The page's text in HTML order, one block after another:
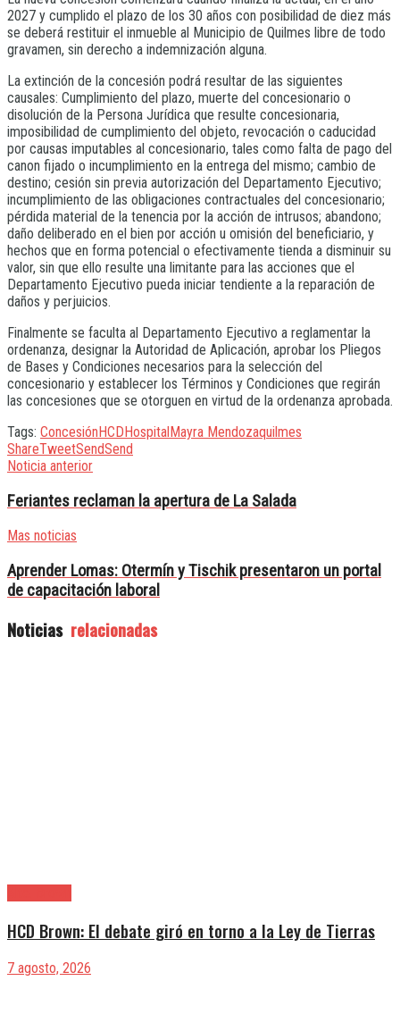
2027 y cumplido el plazo de los 30 años con posibilidad de diez más
se deberá restituir el inmueble al Municipio de Quilmes libre de todo
gravamen, sin derecho a indemnización alguna.
La extinción de la concesión podrá resultar de las siguientes
causales: Cumplimiento del plazo, muerte del concesionario o
disolución de la Persona Jurídica que resulte concesionaria,
imposibilidad de cumplimiento del objeto, revocación o caducidad
por causas imputables al concesionario, tales como falta de pago del
canon fijado o incumplimiento en la entrega del mismo; cambio de
destino; cesión sin previa autorización del Departamento Ejecutivo;
incumplimiento de las obligaciones contractuales del concesionario;
pérdida material de la tenencia por la acción de intrusos; abandono;
daño deliberado en el bien por acción u omisión del beneficiario, y
hechos que en forma potencial o efectivamente tienda a disminuir su
valor, sin que ello resulte una limitante para las acciones que el
Departamento Ejecutivo pueda iniciar tendiente a la reparación de
daños y perjuicios.
Finalmente se faculta al Departamento Ejecutivo a reglamentar la
ordenanza, designar la Autoridad de Aplicación, aprobar los Pliegos
de Bases y Condiciones necesarios para la selección del
concesionario y establecer los Términos y Condiciones que regirán
las concesiones que se otorguen en virtud de la ordenanza aprobada.
Tags: ConcesiónHCDHospitalMayra Mendozaquilmes
ShareTweetSendSend
Noticia anterior
Feriantes reclaman la apertura de La Salada
Mas noticias
Aprender Lomas: Otermín y Tischik presentaron un portal
de capacitación laboral
Noticias relacionadas
HCD Brown: El debate giró en torno a la Ley de Tierras
7 agosto, 2026